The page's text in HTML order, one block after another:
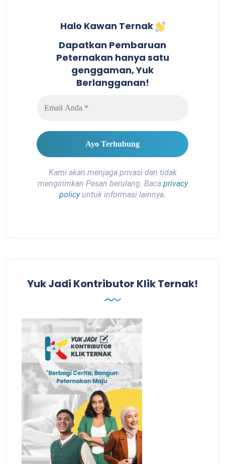
Halo Kawan Ternak
Dapatkan Pembaruan
Peternakan hanya satu
genggaman, Yuk
Berlangganan!
Kami akan menjaga privasi dan tidak
mengirimkan Pesan berulang. Baca privacy
policyuntuk informasi lainnya.
Yuk Jadi Kontributor Klik Ternak!